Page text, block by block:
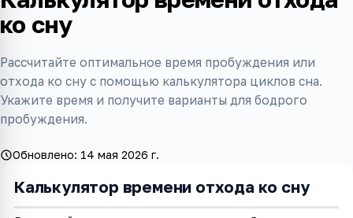
ко сну
Рассчитайте оптимальное время пробуждения или
отхода ко сну с помощью калькулятора циклов сна.
Укажите время и получите варианты для бодрого
пробуждения.
Обновлено: 14 мая 2026 г.
Калькулятор времени отхода ко сну